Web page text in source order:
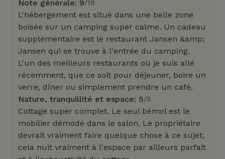
Note générale: 9/10
L'hébergement est situé dans une belle zone
boisée sur un camping super calme. Un cadeau
supplémentaire est le restaurant Jansen &amp;
Jansen qui se trouve à l'entrée du camping.
L'un des meilleurs restaurants où je suis allé
récemment, que ce soit pour déjeuner, boire un
verre, dîner ou simplement prendre un café.
Nature, tranquillité et espace: 5/5
Cottage super complet. Le seul bémol est le
mobilier démodé dans le salon. Le propriétaire
devrait vraiment faire quelque chose à ce sujet,
cela nuit vraiment à l'espace par ailleurs parfait